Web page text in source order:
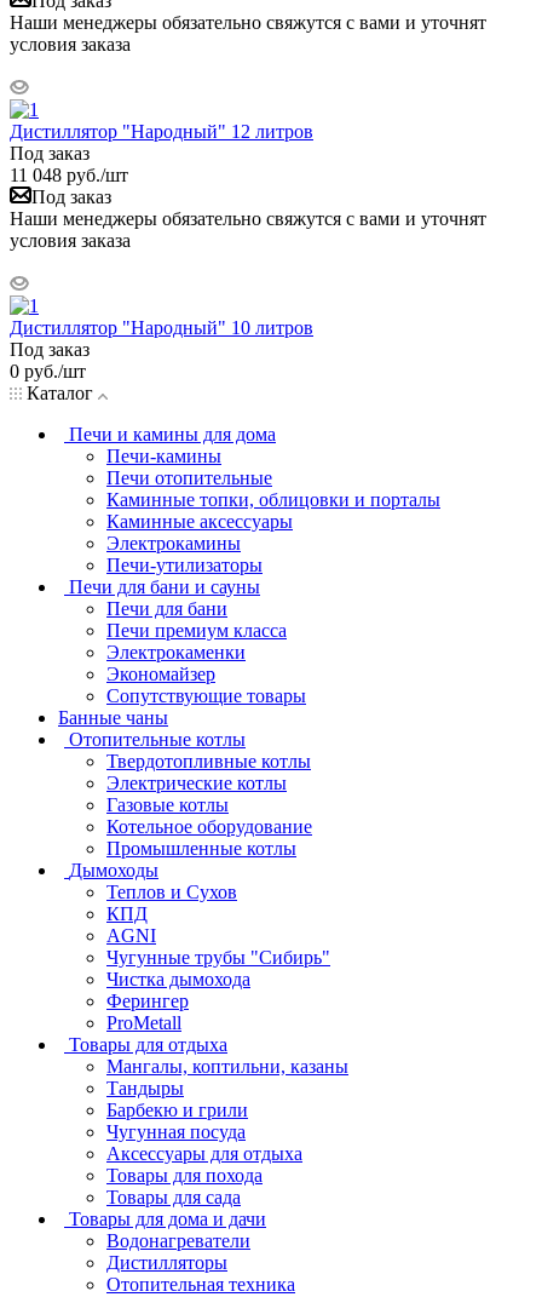
Наши менеджеры обязательно свяжутся с вами и уточнят
условия заказа
Дистиллятор "Народный" 12 литров
Под заказ
11 048 руб./шт
Под заказ
Наши менеджеры обязательно свяжутся с вами и уточнят
условия заказа
Дистиллятор "Народный" 10 литров
Под заказ
0 руб./шт
Каталог
Печи и камины для дома
Печи-камины
Печи отопительные
Каминные топки, облицовки и порталы
Каминные аксессуары
Электрокамины
Печи-утилизаторы
Печи для бани и сауны
Печи для бани
Печи премиум класса
Электрокаменки
Экономайзер
Сопутствующие товары
Банные чаны
Отопительные котлы
Твердотопливные котлы
Электрические котлы
Газовые котлы
Котельное оборудование
Промышленные котлы
Дымоходы
Теплов и Сухов
КПД
AGNI
Чугунные трубы "Сибирь"
Чистка дымохода
Ферингер
ProMetall
Товары для отдыха
Мангалы, коптильни, казаны
Тандыры
Барбекю и грили
Чугунная посуда
Аксессуары для отдыха
Товары для похода
Товары для сада
Товары для дома и дачи
Водонагреватели
Дистилляторы
Отопительная техника